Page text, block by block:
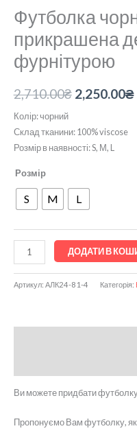
Футболка
прикрашена
фурнітурою
2,710.00₴ 2,250.00₴
Колір: чорний
Склад тканини: 100% viscose
Розмір в наявності: S, М, L
Розмір
S M L
ДОДАТИ В
Артикул: АЛК24-81-4 Категорія:
Ви можете придбати
Пропонуємо Вам футболку,